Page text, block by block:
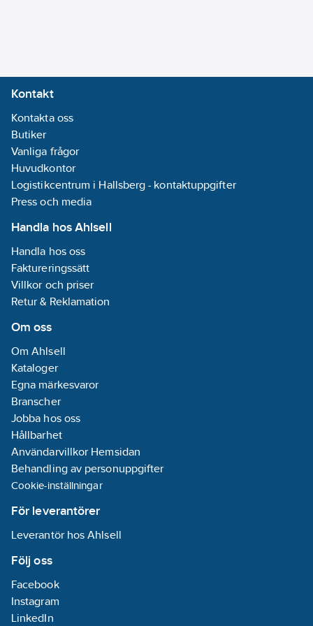
Kontakt
Kontakta oss
Butiker
Vanliga frågor
Huvudkontor
Logistikcentrum i Hallsberg - kontaktuppgifter
Press och media
Handla hos Ahlsell
Handla hos oss
Faktureringssätt
Villkor och priser
Retur & Reklamation
Om oss
Om Ahlsell
Kataloger
Egna märkesvaror
Branscher
Jobba hos oss
Hållbarhet
Användarvillkor Hemsidan
Behandling av personuppgifter
Cookie-inställningar
För leverantörer
Leverantör hos Ahlsell
Följ oss
Facebook
Instagram
LinkedIn